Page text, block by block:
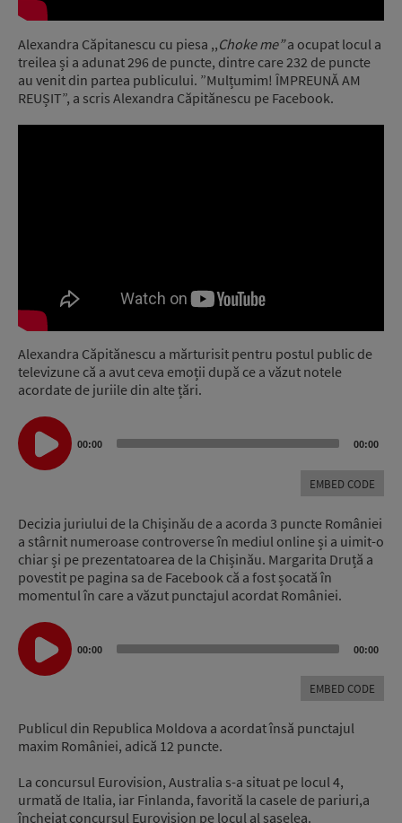
Alexandra Căpitanescu cu piesa ,,Choke me”a ocupat locul a
treilea și a adunat 296 de puncte, dintre care 232 de puncte
au venit din partea publicului. ”Mulțumim! ÎMPREUNĂ AM
REUȘIT”, a scris Alexandra Căpitănescu pe Facebook.
Alexandra Căpitănescu a mărturisit pentru postul public de
televizune că a avut ceva emoții după ce a văzut notele
acordate de juriile din alte țări.
Audio
Player
00:00 00:00
EMBED CODE
Decizia juriului de la Chișinău de a acorda 3 puncte României
a stârnit numeroase controverse în mediul online și a uimit-o
chiar și pe prezentatoarea de la Chișinău. Margarita Druță a
povestit pe pagina sa de Facebook că a fost șocată în
momentul în care a văzut punctajul acordat României.
Audio
Player
00:00 00:00
EMBED CODE
Publicul din Republica Moldova a acordat însă punctajul
maxim României, adică 12 puncte.
La concursul Eurovision, Australia s-a situat pe locul 4,
urmată de Italia, iar Finlanda, favorită la casele de pariuri,a
încheiat concursul Eurovision pe locul al șaselea.